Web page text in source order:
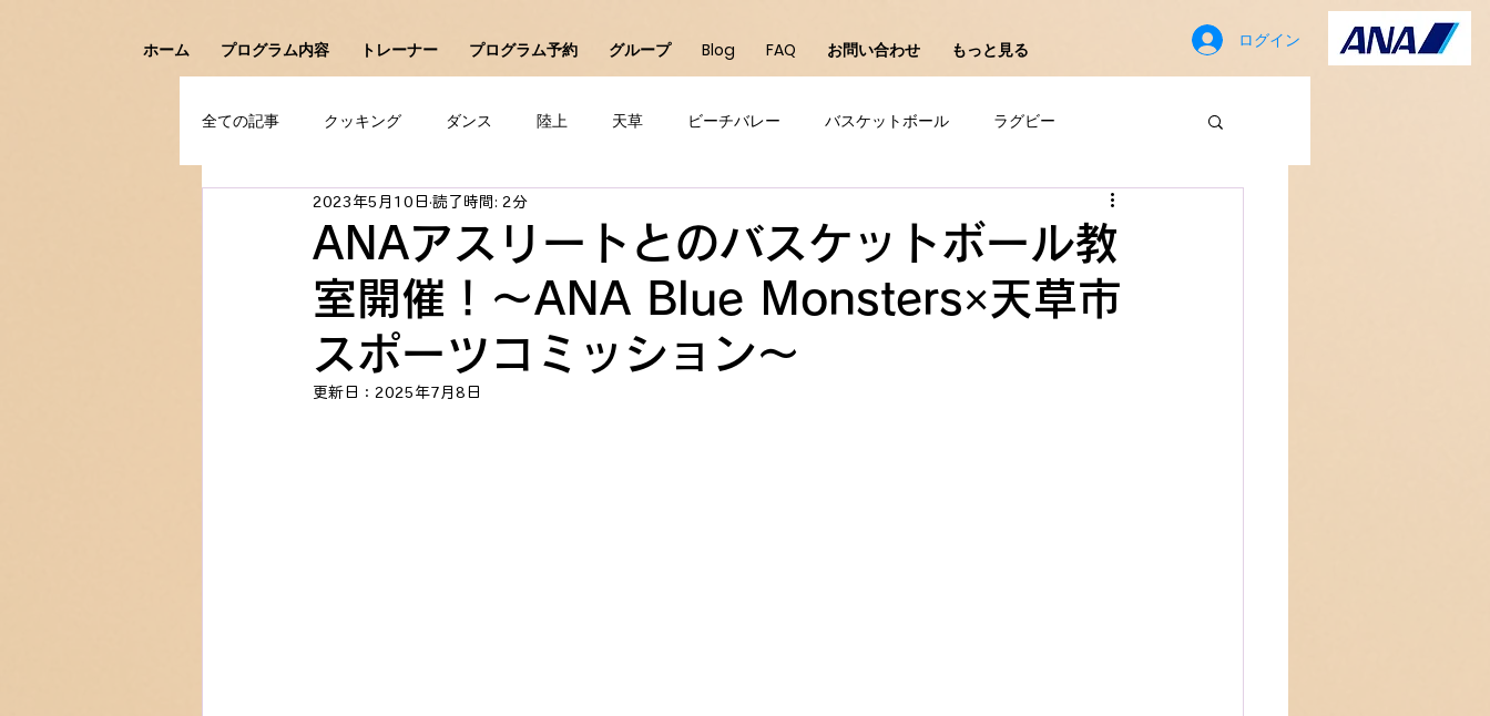
ホーム プログラム内容 トレーナー プログラム予約 グループ Blog FAQ お問い合わせ もっと見る ログイン
全ての記事 クッキング ダンス 陸上 天草 ビーチバレー バスケットボール ラグビー
アイスホッケー フェンシング
ANAアスリートとのバスケットボール教
室開催！～ANA Blue Monsters×天草市
スポーツコミッション～
2023年5月10日 読了時間: 2分
更新日： 2025年7月8日